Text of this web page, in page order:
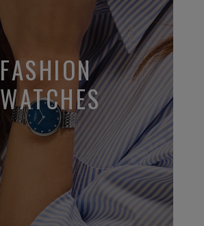
FASHION
WATCHES